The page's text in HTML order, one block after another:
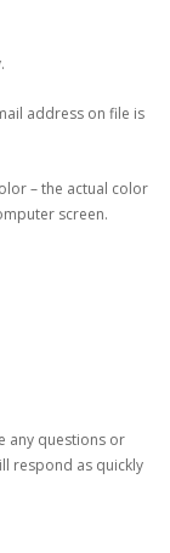
address on file is
– the actual color
screen.
any questions or
respond as quickly